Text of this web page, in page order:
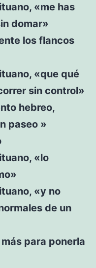
«me has
domar»
los flancos
«que qué
sin control»
hebreo,
paseo »
«lo
«y no
de un
para ponerla